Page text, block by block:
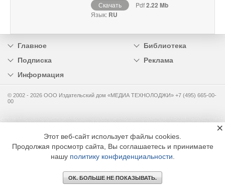
Скачать Pdf2.22 Mb
Язык: RU
Главное
Библиотека
Подписка
Реклама
Информация
© 2002 - 2026 OOO Издательский дом «МЕДИА ТЕХНОЛОДЖИ» +7 (495) 665-00-
00
Этот веб-сайт использует файлы cookies.
Продолжая просмотр сайта, Вы соглашаетесь и принимаете
нашу политику конфиденциальности
ОК. БОЛЬШЕ НЕ ПОКАЗЫВАТЬ.
×